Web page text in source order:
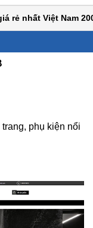
nhất Việt Nam
phụ kiện nổi